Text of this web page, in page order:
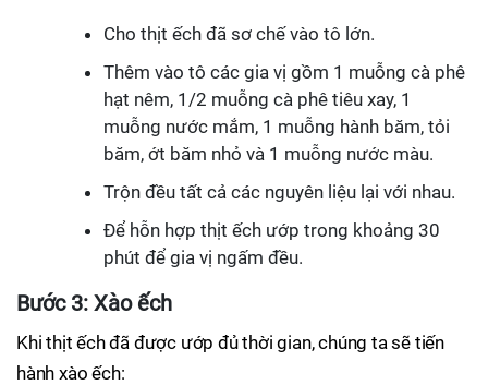
Cho thịt ếch đã sơ chế vào tô lớn.
Thêm vào tô các gia vị gồm 1 muỗng cà phê
hạt nêm, 1/2 muỗng cà phê tiêu xay, 1
muỗng nước mắm, 1 muỗng hành băm, tỏi
băm, ớt băm nhỏ và 1 muỗng nước màu.
Trộn đều tất cả các nguyên liệu lại với nhau.
Để hỗn hợp thịt ếch ướp trong khoảng 30
phút để gia vị ngấm đều.
Bước 3: Xào ếch
Khi thịt ếch đã được ướp đủ thời gian, chúng ta sẽ tiến
hành xào ếch: